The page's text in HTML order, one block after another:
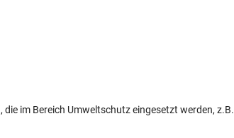
im Bereich Umweltschutz eingesetzt werden, z.B.